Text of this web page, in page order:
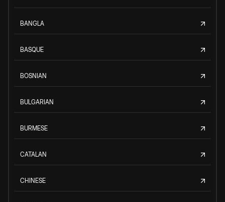
BANGLA
BASQUE
BOSNIAN
BULGARIAN
BURMESE
CATALAN
CHINESE